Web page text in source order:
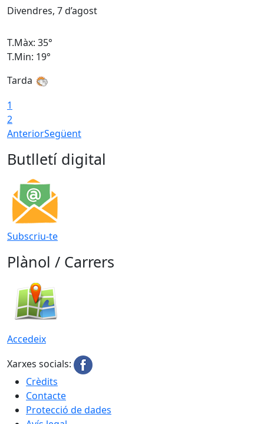
Divendres, 7 d’agost
T.Màx: 35°
T.Min: 19°
Tarda
1
2
AnteriorSegüent
Butlletí digital
Subscriu-te
Plànol / Carrers
Accedeix
Xarxes socials:
Crèdits
Contacte
Protecció de dades